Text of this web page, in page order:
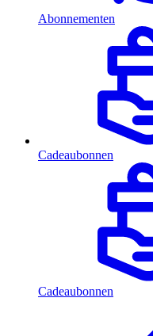
Abonnementen
Cadeaubonnen
Cadeaubonnen